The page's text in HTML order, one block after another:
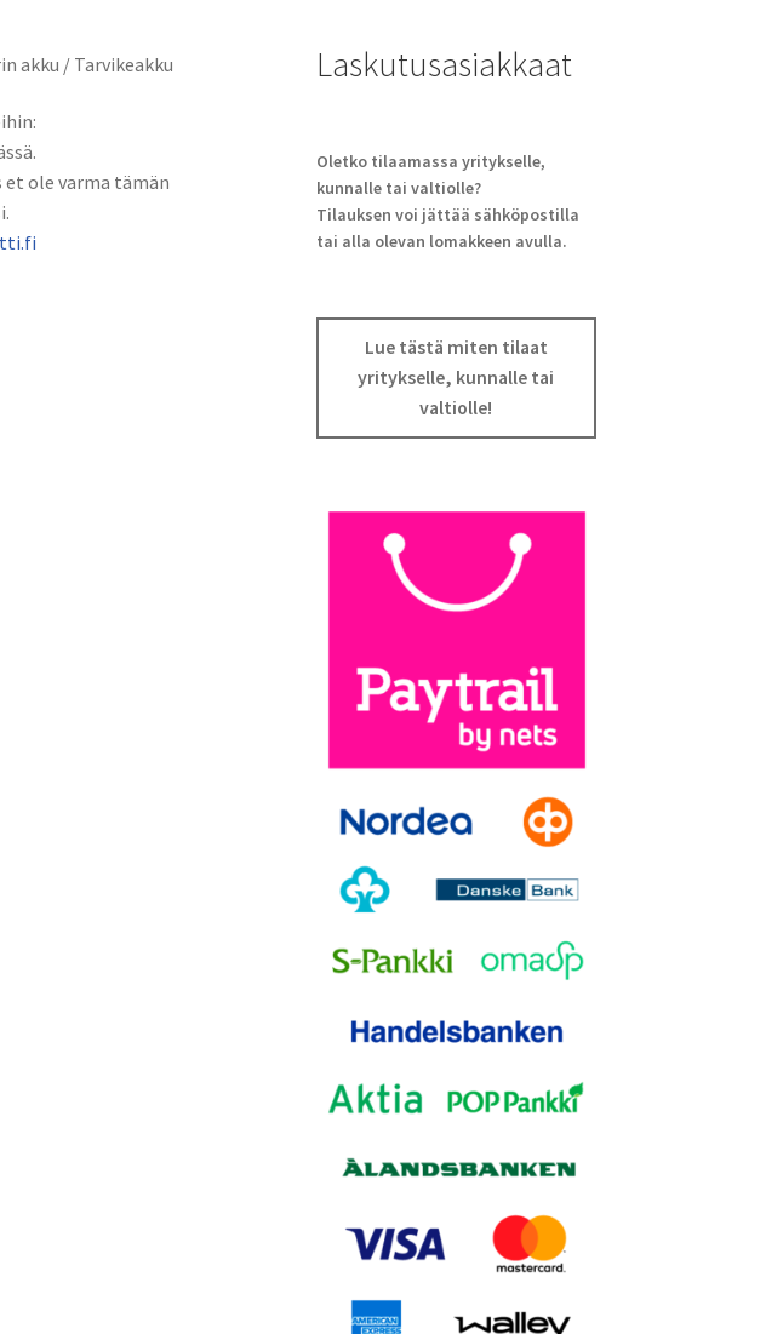
akku / Tarvikeakku
ole varma tämän
Laskutusasiakkaat
Oletko tilaamassa yritykselle,
kunnalle tai valtiolle?
Tilauksen voi jättää sähköpostilla
tai alla olevan lomakkeen avulla.
Lue tästä miten tilaat
yritykselle, kunnalle tai
valtiolle!